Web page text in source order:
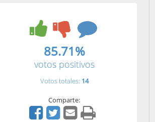
85.71%
votos positivos
Votos totales: 14
Comparte: